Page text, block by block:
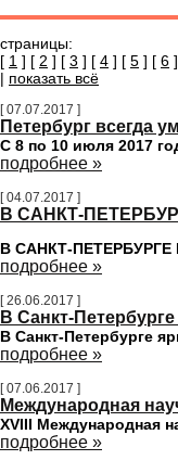
страницы:
[ 1 ] [ 2 ] [ 3 ] [ 4 ] [ 5 ] [ 6
| показать всё
[ 07.07.2017 ]
Петербург всегда
С 8 по 10 июля 2017
подробнее »
[ 04.07.2017 ]
В САНКТ-
В САНКТ-
подробнее »
[ 26.06.2017 ]
В Санкт-
В Санкт-Петербурге
подробнее »
[ 07.06.2017 ]
Международная
XVIII Международная
подробнее »